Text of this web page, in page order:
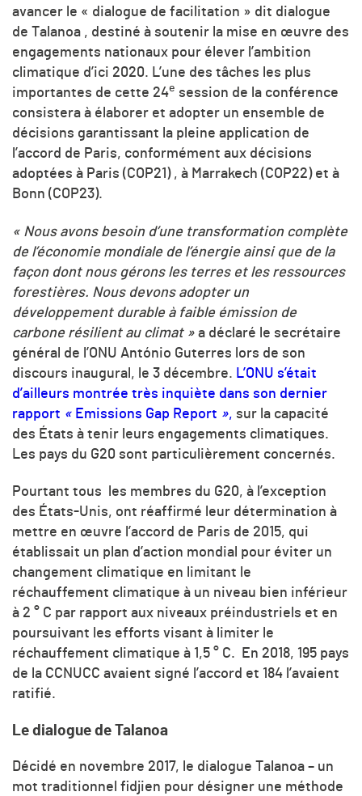
avancer le « dialogue de facilitation » dit dialogue
de Talanoa , destiné à soutenir la mise en œuvre des
engagements nationaux pour élever l’ambition
climatique d’ici 2020. L’une des tâches les plus
importantes de cette 24e session de la conférence
consistera à élaborer et adopter un ensemble de
décisions garantissant la pleine application de
l’accord de Paris, conformément aux décisions
adoptées à Paris (COP21) , à Marrakech (COP22) et à
Bonn (COP23).
« Nous avons besoin d’une transformation complète
de l’économie mondiale de l’énergie ainsi que de la
façon dont nous gérons les terres et les ressources
forestières. Nous devons adopter un
développement durable à faible émission de
carbone résilient au climat » a déclaré le secrétaire
général de l’ONU António Guterres lors de son
discours inaugural, le 3 décembre. L’ONU s’était
d’ailleurs montrée très inquiète dans son dernier
rapport « Emissions Gap Report », sur la capacité
des États à tenir leurs engagements climatiques.
Les pays du G20 sont particulièrement concernés.
Pourtant tous les membres du G20, à l’exception
des États-Unis, ont réaffirmé leur détermination à
mettre en œuvre l’accord de Paris de 2015, qui
établissait un plan d’action mondial pour éviter un
changement climatique en limitant le
réchauffement climatique à un niveau bien inférieur
à 2 ° C par rapport aux niveaux préindustriels et en
poursuivant les efforts visant à limiter le
réchauffement climatique à 1,5 ° C.
En 2018, 195 pays
de la CCNUCC avaient signé l’accord et 184 l’avaient
ratifié.
Le dialogue de Talanoa
Décidé en novembre 2017, le dialogue Talanoa – un
mot traditionnel fidjien pour désigner une méthode